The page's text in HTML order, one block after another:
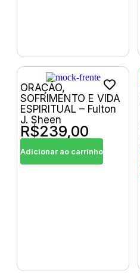
ORAÇÃO,
SOFRIMENTO E VIDA
ESPIRITUAL – Fulton
J. Sheen
R$239,00
Adicionar ao carrinho